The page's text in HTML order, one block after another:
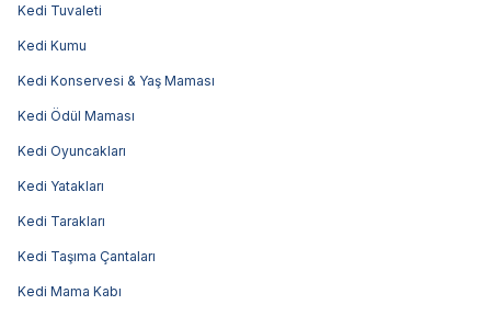
Kedi Tuvaleti
Kedi Kumu
Kedi Konservesi & Yaş Maması
Kedi Ödül Maması
Kedi Oyuncakları
Kedi Yatakları
Kedi Tarakları
Kedi Taşıma Çantaları
Kedi Mama Kabı